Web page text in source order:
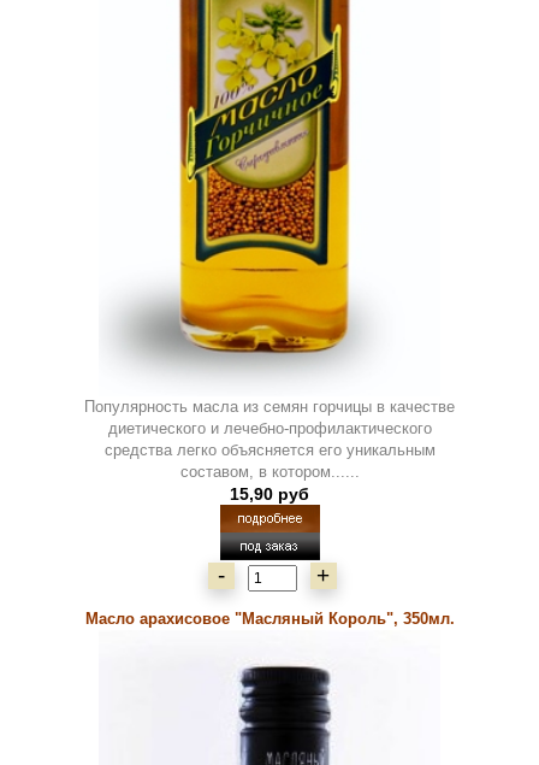
Популярность масла из семян горчицы в качестве
диетического и лечебно-профилактического
средства легко объясняется его уникальным
составом, в котором......
15,90 руб
- +
Масло арахисовое "Масляный Король", 350мл.